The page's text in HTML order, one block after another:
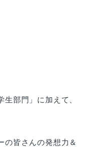
部門」に加えて、
の皆さんの発想力＆